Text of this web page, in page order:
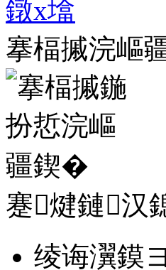
搴楅摵浣嶇
蹇煡鏈汉
绫诲瀷鏌